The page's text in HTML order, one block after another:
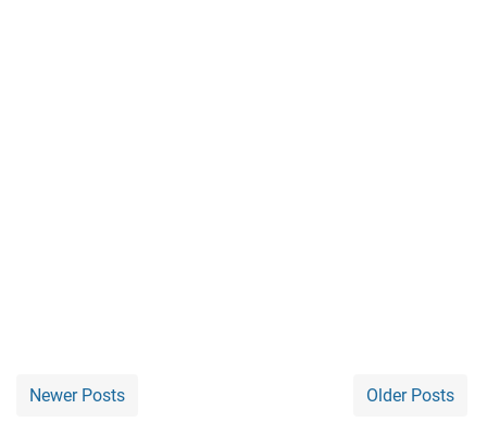
Newer Posts Older Posts